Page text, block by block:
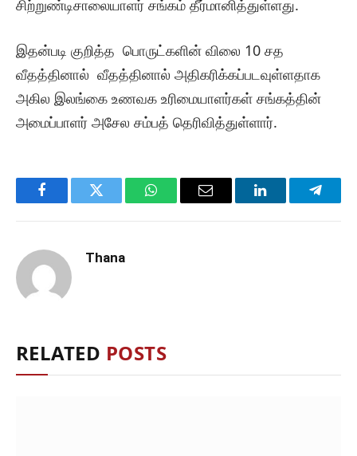
சிற்றுண்டிசாலையாளர் சங்கம் தீர்மானித்துள்ளது.
இதன்படி குறித்த பொருட்களின் விலை 10 சத
வீதத்தினால் வீதத்தினால் அதிகரிக்கப்படவுள்ளதாக
அகில இலங்கை உணவக உரிமையாளர்கள் சங்கத்தின்
அமைப்பாளர் அசேல சம்பத் தெரிவித்துள்ளார்.
FacebookTwitter WhatsAppEmail LinkedIn
Thana
RELATED POSTS